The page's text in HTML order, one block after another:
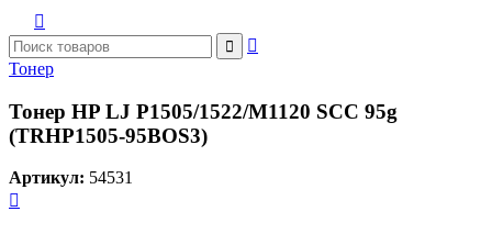



Тонер
Тонер HP LJ P1505/1522/M1120 SCC 95g
(TRHP1505-95BOS3)
Артикул: 54531
